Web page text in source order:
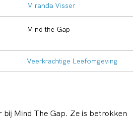
Miranda Visser
Mind the Gap
Veerkrachtige Leefomgeving
bij Mind The Gap. Ze is betrokken